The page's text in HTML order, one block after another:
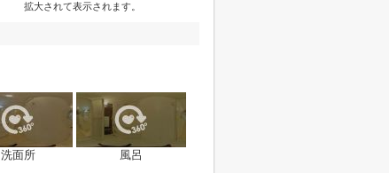
拡大されて表示されます。
洗面所 風呂